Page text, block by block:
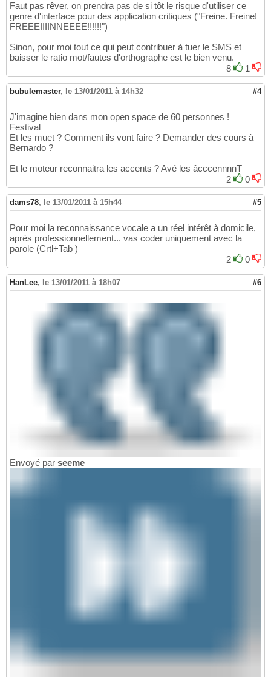
Faut pas rêver, on prendra pas de si tôt le risque d'utiliser ce
genre d'interface pour des application critiques ("Freine. Freine!
FREEEIIIINNEEEE!!!!!!")
Sinon, pour moi tout ce qui peut contribuer à tuer le SMS et
baisser le ratio mot/fautes d'orthographe est le bien venu.
8
1
bubulemaster, le 13/01/2011 à 14h32 #4
J'imagine bien dans mon open space de 60 personnes !
Festival
Et les muet ? Comment ils vont faire ? Demander des cours à
Bernardo ?
Et le moteur reconnaitra les accents ? Avé les âcccennnnT
2
0
dams78, le 13/01/2011 à 15h44 #5
Pour moi la reconnaissance vocale a un réel intérêt à domicile,
après professionnellement... vas coder uniquement avec la
parole (Crtl+Tab )
2
0
HanLee, le 13/01/2011 à 18h07 #6
Envoyé par seeme